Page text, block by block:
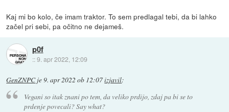
Kaj mi bo kolo, če imam traktor. To sem predlagal tebi, da bi lahko
začel pri sebi, pa očitno ne dejameš.
p0f
::9. apr 2022, 12:09
GenZNPCje9. apr 2022 ob 12:07izjavil:
Vegani so itak znani po tem, da veliko prdijo, zdaj pa bi se to
prdenje povecali? Say what?